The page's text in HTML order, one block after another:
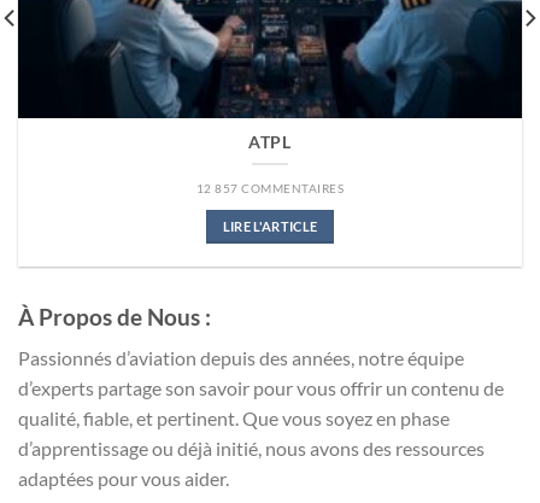
ATPL
12 857 COMMENTAIRES
LIRE L'ARTICLE
À Propos de Nous :
Passionnés d’aviation depuis des années, notre équipe
d’experts partage son savoir pour vous offrir un contenu de
qualité, fiable, et pertinent. Que vous soyez en phase
d’apprentissage ou déjà initié, nous avons des ressources
adaptées pour vous aider.